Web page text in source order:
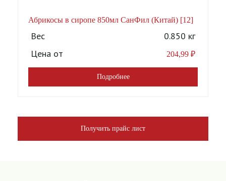
Абрикосы в сиропе 850мл СанФил (Китай) [12]
Вес
0.850 кг
Цена от
204,99 ₽
Подробнее
Получить прайс лист